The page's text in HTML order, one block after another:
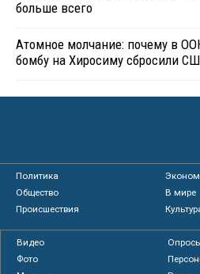
больше всего
Атомное молчание: почему в
бомбу на Хиросиму сбросили
Политика
Общество
В мире
Происшествия
Видео
Фото